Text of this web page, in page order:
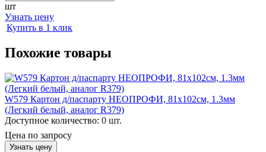
шт
Узнать цену
Купить в 1 клик
Похожие товары
W579 Картон д/паспарту НЕОПРОФИ, 81x102см, 1.3мм
(Легкий белый, аналог R379)
Доступное количество: 0 шт.
Цена по запросу
Узнать цену